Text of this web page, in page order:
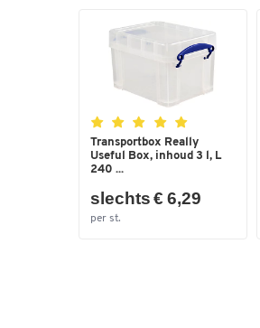
Transportbox Really
Useful Box, inhoud 3 l, L
240 ...
slechts € 6,29
per st.